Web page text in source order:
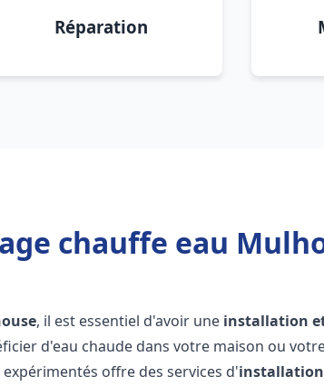
Réparation
chauffe eau
, il est essentiel d'avoir une installation
d'eau chaude dans votre maison ou
offre des services d'